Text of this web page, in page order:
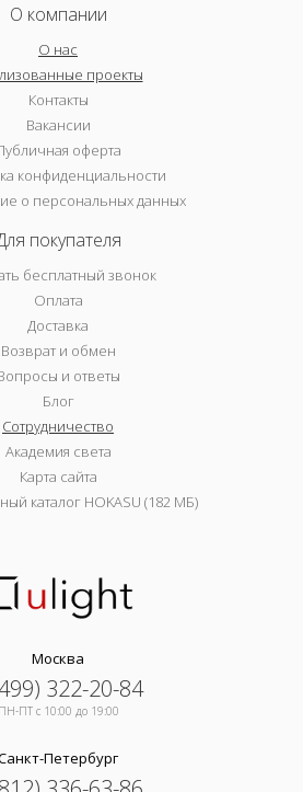
О компании
О нас
проекты
Контакты
Вакансии
оферта
конфиденциальности
о персональных данных
покупателя
бесплатный звонок
Оплата
Доставка
Возврат и обмен
и ответы
Блог
Сотрудничество
Академия света
Карта сайта
каталог HOKASU (182 МБ)
Москва
322-20-84
ПН-ПТ c 10:00 до 19:00
Петербург